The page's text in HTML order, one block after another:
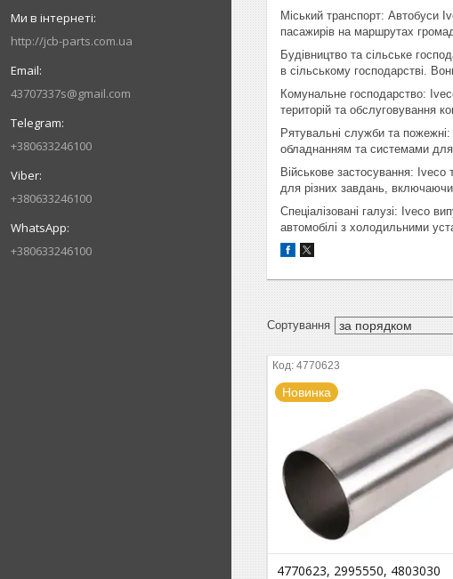
http://jcb-parts.com.ua
43707337s@gmail.com
+380633246100
+380633246100
+380633246100
Міський транспорт: Автобуси
пасажирів на маршрутах
Будівництво та сільське
в сільському господарстві.
Комунальне господарство:
територій та обслуговування
Рятувальні служби та
обладнанням та системами
Військове застосування: Iveco
для різних завдань,
Спеціалізовані галузі: Iveco
автомобілі з холодильними
4770623
Новинка
4770623, 2995550, 4803030